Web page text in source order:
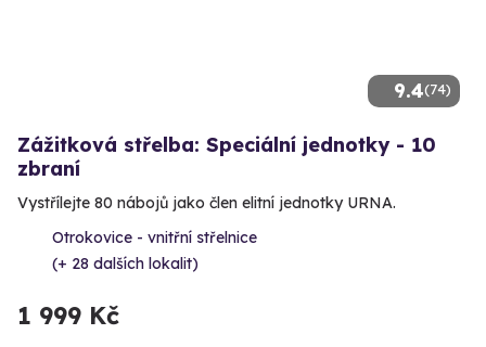
9.4(74)
Zážitková střelba: Speciální jednotky - 10
zbraní
Vystřílejte 80 nábojů jako člen elitní jednotky URNA.
Otrokovice - vnitřní střelnice
(+ 28 dalších lokalit)
1 999 Kč